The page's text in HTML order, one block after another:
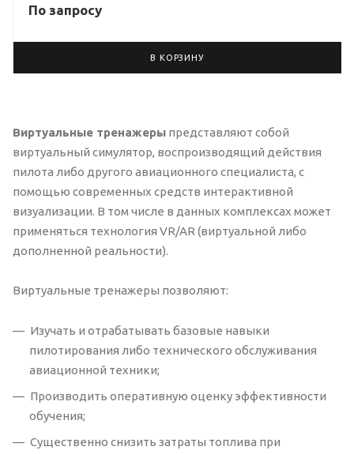
По запросу
В КОРЗИНУ
Виртуальные тренажеры представляют собой
виртуальный симулятор, воспроизводящий действия
пилота либо другого авиационного специалиста, с
помощью современных средств интерактивной
визуализации. В том числе в данных комплексах может
применяться технология VR/AR (виртуальной либо
дополненной реальности).
Виртуальные тренажеры позволяют:
Изучать и отрабатывать базовые навыки
пилотирования либо технического обслуживания
авиационной техники;
Производить оперативную оценку эффективности
обучения;
Существенно снизить затраты топлива при